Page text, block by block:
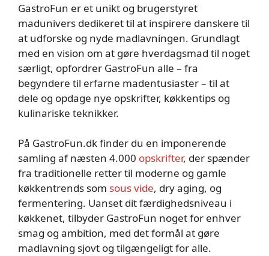
GastroFun er et unikt og brugerstyret
madunivers dedikeret til at inspirere danskere til
at udforske og nyde madlavningen. Grundlagt
med en vision om at gøre hverdagsmad til noget
særligt, opfordrer GastroFun alle – fra
begyndere til erfarne madentusiaster – til at
dele og opdage nye opskrifter, køkkentips og
kulinariske teknikker.
På GastroFun.dk finder du en imponerende
samling af næsten 4.000 opskrifter, der spænder
fra traditionelle retter til moderne og gamle
køkkentrends som sous vide, dry aging, og
fermentering. Uanset dit færdighedsniveau i
køkkenet, tilbyder GastroFun noget for enhver
smag og ambition, med det formål at gøre
madlavning sjovt og tilgængeligt for alle.